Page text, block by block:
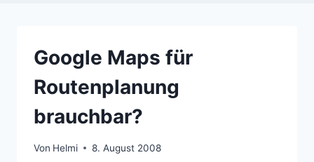
Google Maps für
Routenplanung
brauchbar?
Von Helmi 8. August 2008